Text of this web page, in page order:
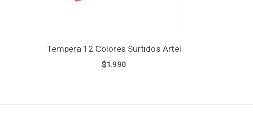
Tempera 12 Colores Surtidos Artel
$1.990